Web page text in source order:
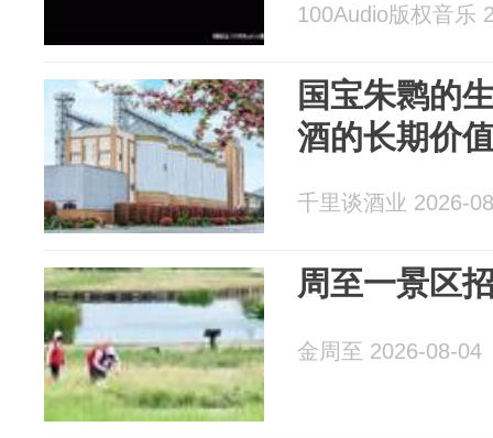
100Audio版权音乐
国宝朱鹮的
酒的长期价
千里谈酒业 2026-
周至一景区
金周至 2026-08-04